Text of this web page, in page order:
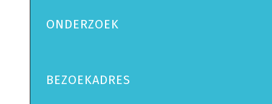
ONDERZOEK
BEZOEKADRES